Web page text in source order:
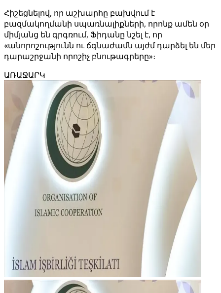
Հիշեցնելով, որ աշխարհը բախվում է
բազմակողմանի սպառնալիքների, որոնք ամեն օր
միմյանց են գրգռում, Ֆիդանը նշել է, որ
«անորոշությունն ու ճգնաժամն այժմ դարձել են մեր
դարաշրջանի որոշիչ բնութագրերը»։
ԱՌԱՋԱՐԿ